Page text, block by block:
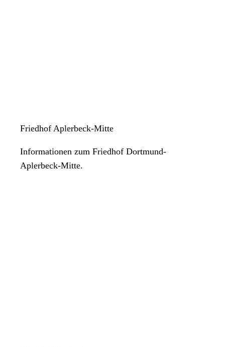
Friedhof Aplerbeck-Mitte
Informationen zum Friedhof Dortmund-
Aplerbeck-Mitte.